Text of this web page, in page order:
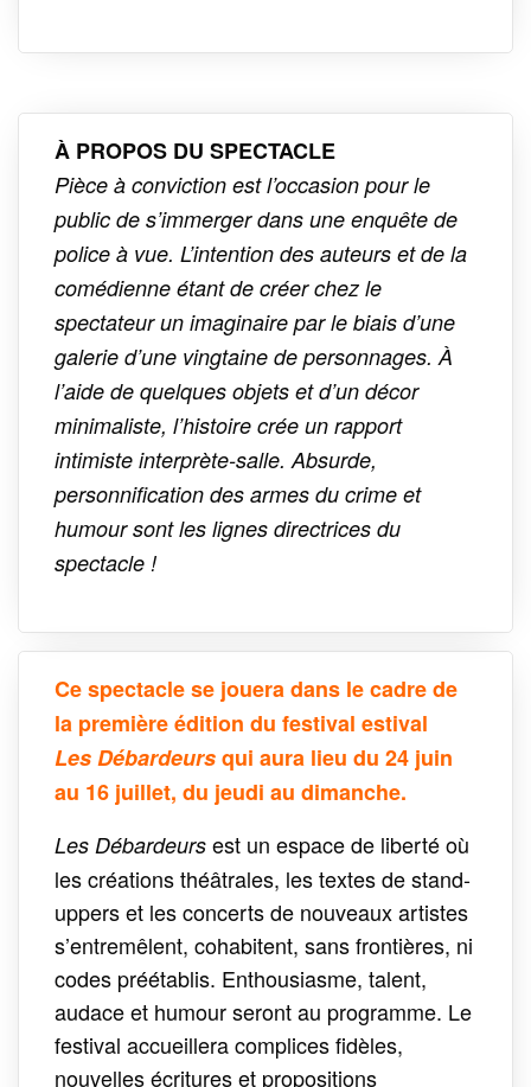
À PROPOS DU SPECTACLE
Pièce à conviction est l’occasion pour le
public de s’immerger dans une enquête de
police à vue. L’intention des auteurs et de la
comédienne étant de créer chez le
spectateur un imaginaire par le biais d’une
galerie d’une vingtaine de personnages. À
l’aide de quelques objets et d’un décor
minimaliste, l’histoire crée un rapport
intimiste interprète-salle. Absurde,
personnification des armes du crime et
humour sont les lignes directrices du
spectacle !
Ce spectacle se jouera dans le cadre de
la première édition du festival estival
Les Débardeursqui aura lieu du 24 juin
au 16 juillet, du jeudi au dimanche.
Les Débardeurs est un espace de liberté où
les créations théâtrales, les textes de stand-
uppers et les concerts de nouveaux artistes
s’entremêlent, cohabitent, sans frontières, ni
codes préétablis. Enthousiasme, talent,
audace et humour seront au programme. Le
festival accueillera complices fidèles,
nouvelles écritures et propositions